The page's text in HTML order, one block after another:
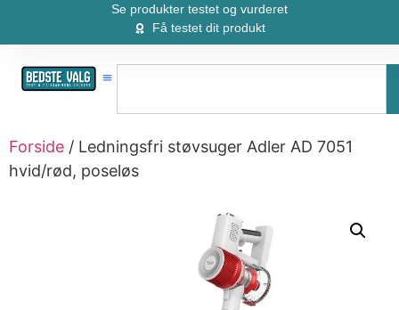
Se produkter testet og vurderet
Få testet dit produkt
Forside / Ledningsfri støvsuger Adler AD 7051
hvid/rød, poseløs